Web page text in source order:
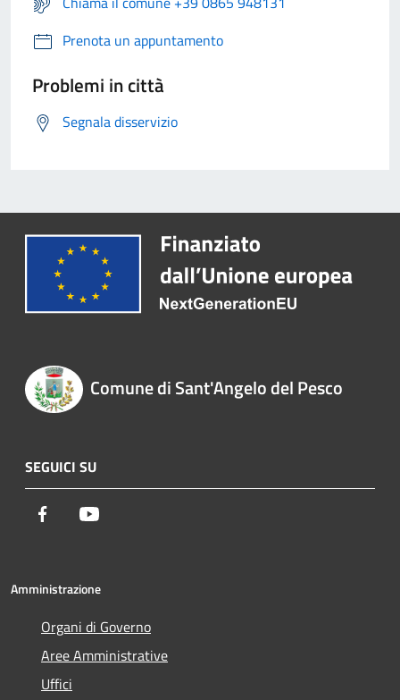
Prenota un appuntamento
Problemi in città
Segnala disservizio
Comune di Sant'Angelo del Pesco
SEGUICI SU
Facebook
Amministrazione
Organi di Governo
Aree Amministrative
Uffici